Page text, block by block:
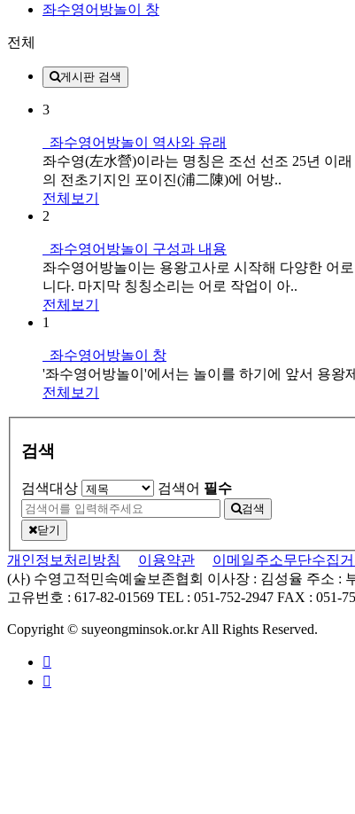
좌수영어방놀이 창
전체
게시판 검색
3
좌수영어방놀이 역사와 유래
좌수영(左水營)이라는 명칭은 조선 선조 25년 이
의 전초기지인 포이진(浦二陳)에 어방..
전체보기
2
좌수영어방놀이 구성과 내용
좌수영어방놀이는 용왕고사로 시작해 다양한 어
니다. 마지막 칭칭소리는 어로 작업이 아..
전체보기
1
좌수영어방놀이 창
'좌수영어방놀이'에서는 놀이를 하기에 앞서 용왕
전체보기
검색
검색대상 검색어 필수
검색
닫기
개인정보처리방침 이용약관 이메일주소무단수집
(사) 수영고적민속예술보존협회 이사장 : 김성율 주소 :
고유번호 : 617-82-01569 TEL : 051-752-2947 FAX : 051-
Copyright © suyeongminsok.or.kr All Rights Reserved.